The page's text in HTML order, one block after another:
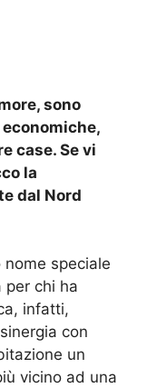
sono
case. Se vi
la
dal Nord
speciale
per chi ha
infatti,
con
un
vicino ad una